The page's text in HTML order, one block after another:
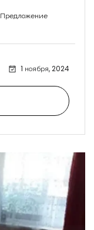
Предложение
1 ноября, 2024